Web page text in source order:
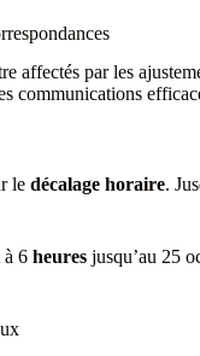
affectés par les
communications
le décalage horaire.
à 6 heures jusqu’au 25